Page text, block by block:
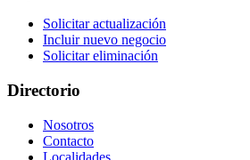
Solicitar actualización
Incluir nuevo negocio
Solicitar eliminación
Directorio
Nosotros
Contacto
Localidades